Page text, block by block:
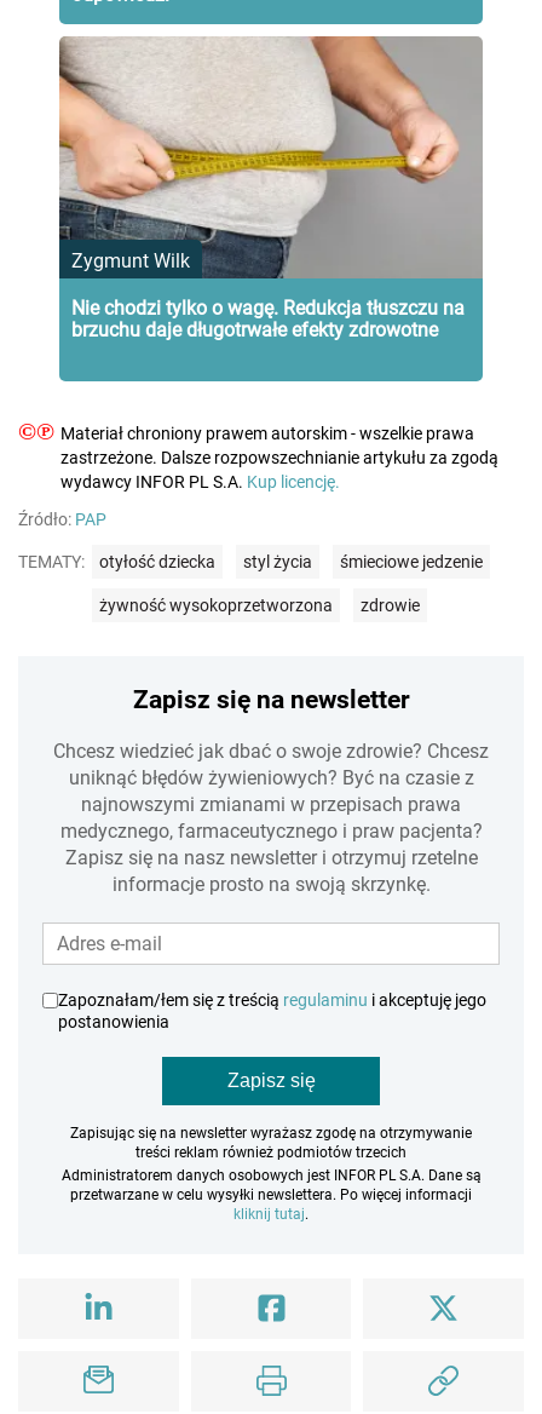
Zygmunt Wilk
Nie chodzi tylko o wagę. Redukcja tłuszczu na
brzuchu daje długotrwałe efekty zdrowotne
©℗ Materiał chroniony prawem autorskim - wszelkie prawa
zastrzeżone. Dalsze rozpowszechnianie artykułu za zgodą
wydawcy INFOR PL S.A. Kup licencję.
Źródło: PAP
TEMATY: otyłość dziecka styl życia śmieciowe jedzenie
żywność wysokoprzetworzona zdrowie
Zapisz się na newsletter
Chcesz wiedzieć jak dbać o swoje zdrowie? Chcesz
uniknąć błędów żywieniowych? Być na czasie z
najnowszymi zmianami w przepisach prawa
medycznego, farmaceutycznego i praw pacjenta?
Zapisz się na nasz newsletter i otrzymuj rzetelne
informacje prosto na swoją skrzynkę.
Zapoznałam/łem się z treścią regulaminu i akceptuję jego
postanowienia
Zapisz się
Zapisując się na newsletter wyrażasz zgodę na otrzymywanie
treści reklam również podmiotów trzecich
Administratorem danych osobowych jest INFOR PL S.A. Dane są
przetwarzane w celu wysyłki newslettera. Po więcej informacji
kliknij tutaj.